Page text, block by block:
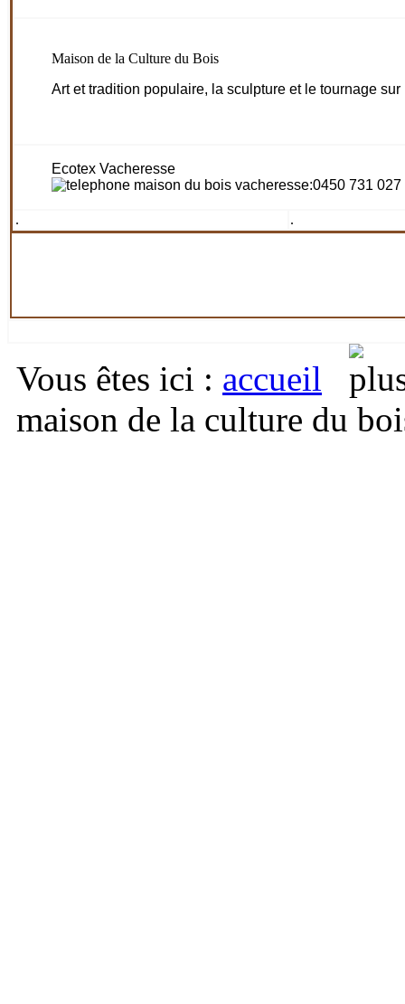
Maison de la Culture du Bois
Art et tradition populaire, la sculpture et le tournage
Ecotex Vacheresse
:0450 731 027
. .
Vous êtes ici : accueil
maison de la culture du